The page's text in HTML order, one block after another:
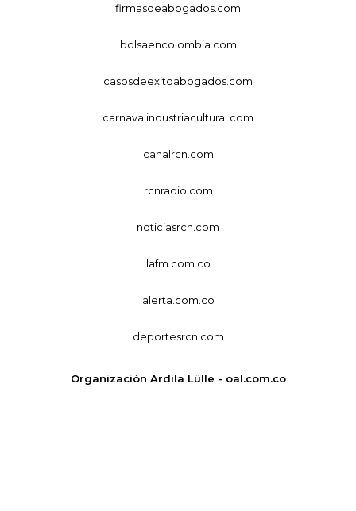
firmasdeabogados.com
bolsaencolombia.com
casosdeexitoabogados.com
carnavalindustriacultural.com
canalrcn.com
rcnradio.com
noticiasrcn.com
lafm.com.co
alerta.com.co
deportesrcn.com
Organización Ardila Lülle - oal.com.co